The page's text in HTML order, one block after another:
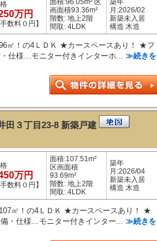
万円
手数料０円】
面積:96.05m² 区
画面積93.36m²
階数: 地上2階
間取: 4LDK
築年
月:2026/02
新築未入居
構造 木造
㎡！の4ＬＤＫ ★カースペースあり！ ★フ
仕様…モニター付きインターホ... ≫続きを
田３丁目23-8 新築戸建
万円
手数料０円】
面積:107.51m²
区画面積
93.69m²
階数: 地上2階
間取: 4LDK
築年
月:2026/04
新築未入居
構造 木造
㎡！の4ＬＤＫ ★カースペースあり！ ★
・仕様…モニター付きインター... ≫続きを